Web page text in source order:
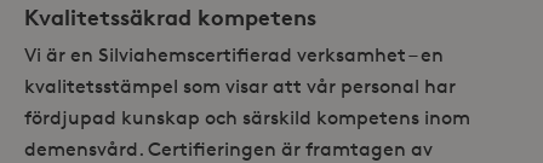
Kvalitetssäkrad kompetens
Vi är en Silviahemscertifierad verksamhet – en
kvalitetsstämpel som visar att vår personal har
fördjupad kunskap och särskild kompetens inom
demensvård. Certifieringen är framtagen av